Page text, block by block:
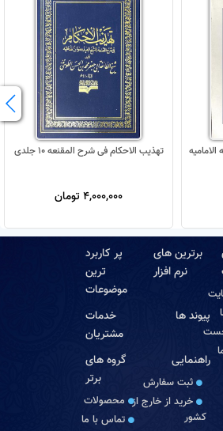
تهذیب الاحکام فی شرح المقنعه 10 جلدی
4,000,000 تومان
برترین های
نرم افزار
پر کاربرد
ترین
موضوعات
پیوند ها
خدمات
مشتریان
راهنمایی
ثبت سفارش
خرید از خارج از
کشور
گروه های
برتر
محصولات
تماس با ما